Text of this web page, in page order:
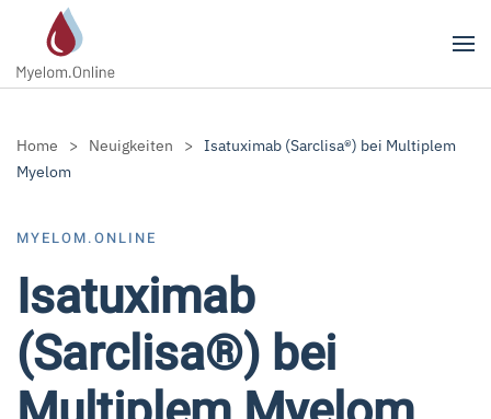
Zum Hauptinhalt springen
Home Neuigkeiten
Isatuximab (Sarclisa®) bei Multiplem
Myelom
MYELOM.ONLINE
Isatuximab
(Sarclisa®) bei